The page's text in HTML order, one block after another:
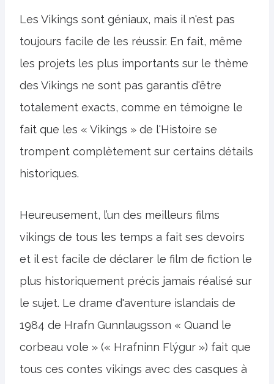
Les Vikings sont géniaux, mais il n'est pas
toujours facile de les réussir. En fait, même
les projets les plus importants sur le thème
des Vikings ne sont pas garantis d'être
totalement exacts, comme en témoigne le
fait que les « Vikings » de l'Histoire se
trompent complètement sur certains détails
historiques.
Heureusement, l’un des meilleurs films
vikings de tous les temps a fait ses devoirs
et il est facile de déclarer le film de fiction le
plus historiquement précis jamais réalisé sur
le sujet. Le drame d'aventure islandais de
1984 de Hrafn Gunnlaugsson « Quand le
corbeau vole » (« Hrafninn Flýgur ») fait que
tous ces contes vikings avec des casques à